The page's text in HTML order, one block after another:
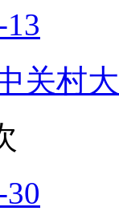
关村